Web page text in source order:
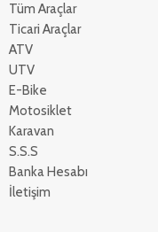
Tüm Araçlar
Ticari Araçlar
ATV
UTV
E-Bike
Motosiklet
Karavan
S.S.S
Banka Hesabı
İletişim